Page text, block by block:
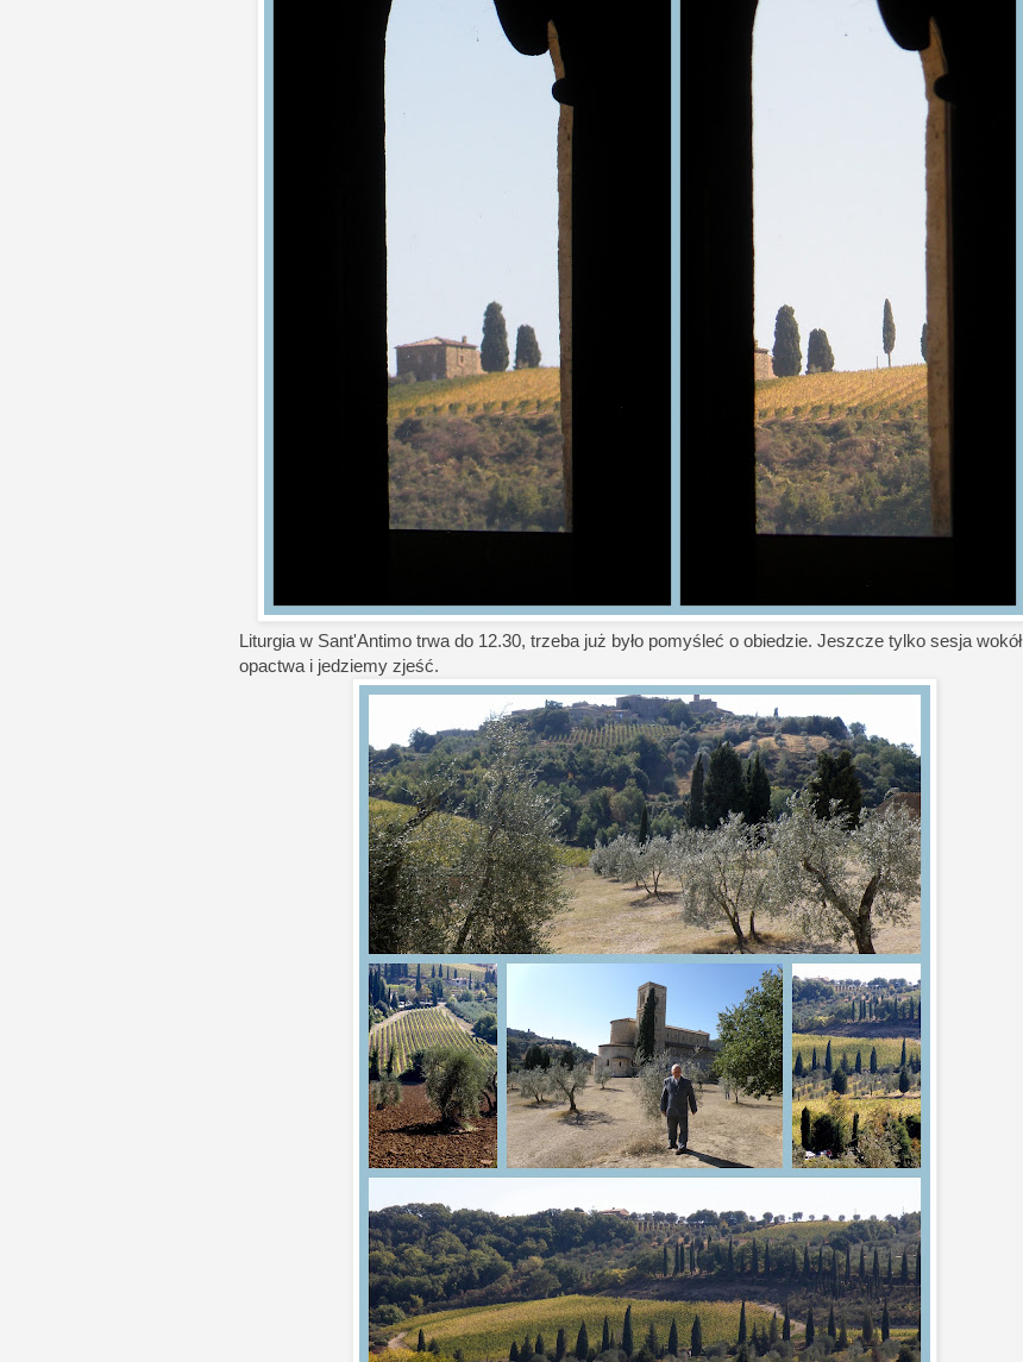
Liturgia w Sant'Antimo trwa do 12.30, trzeba już było pomyśleć o obiedzie. Jeszcze tylko sesja wokół
opactwa i jedziemy zjeść.